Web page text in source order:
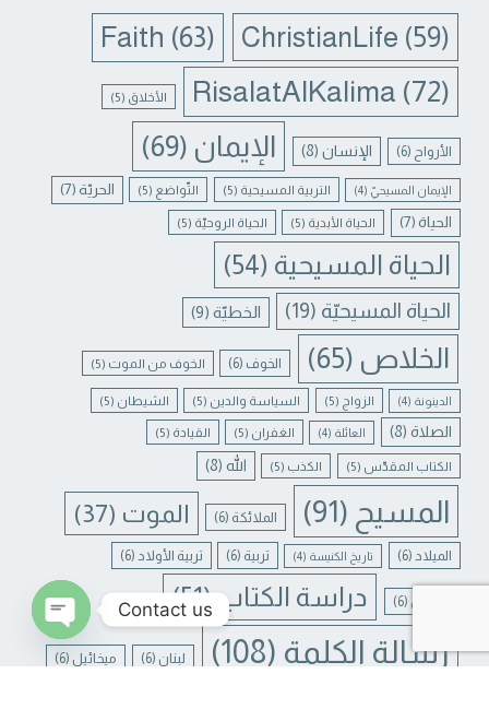
ChristianLife (59)
Faith (63)
RisalatAlKalima (72) الأخلاق (5)
الأرواح (6) الإنسان(8) الإيمان (69)
الإيمان المسيحيّ (4) التربية المسيحية (5) التّواضع (5) الحريّة (7)
الحياة (7) الحياة الأبدية (5) الحياة الروحيّة (5)
الحياة المسيحية (54)
الحياة المسيحيّة (19) الخطيّة (9)
الخلاص (65) الخوف (6) الخوف من الموت (5)
الدينونة (4) الزواج (5) السياسة والدين (5) الشيطان (5)
الصلاة (8) العائلة (4) الغفران (5) القيادة (5)
الكتاب المقدّس (5) الكذب (5) الله (8)
المسيح (91) الملائكة (6) الموت (37)
الميلاد (6) تاريخ الكنيسة (4) تربية (6) تربية الأولاد (6)
جبرائيل (6) دراسة الكتاب(51)
رسالة الكلمة (108) لبنان (6) ميخائيل (6)
Contact us
CHATY